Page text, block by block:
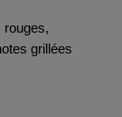
rouges,
grillées